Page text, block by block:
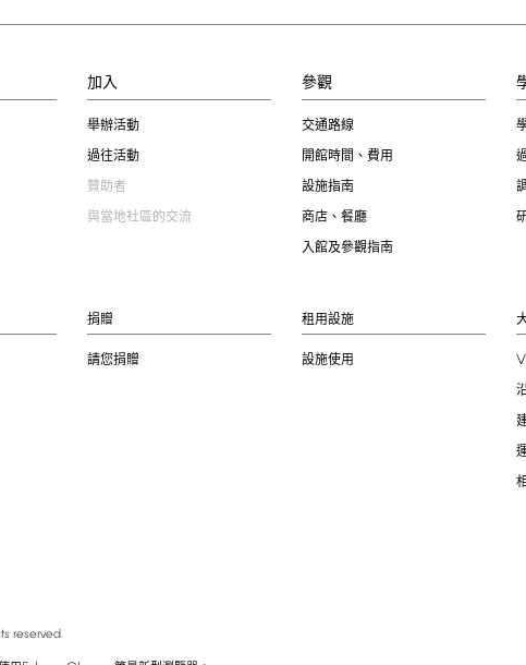
加入
舉辦活動
過往活動
贊助者
與當地社區的交流
參觀
交通路線
開館時間、費用
設施指南
商店、餐廳
入館及參觀指南
捐贈
請您捐贈
租用設施
設施使用
reserved.